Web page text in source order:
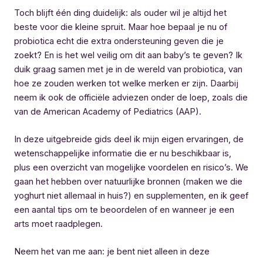
Toch blijft één ding duidelijk: als ouder wil je altijd het
beste voor die kleine spruit. Maar hoe bepaal je nu of
probiotica echt die extra ondersteuning geven die je
zoekt? En is het wel veilig om dit aan baby’s te geven? Ik
duik graag samen met je in de wereld van probiotica, van
hoe ze zouden werken tot welke merken er zijn. Daarbij
neem ik ook de officiële adviezen onder de loep, zoals die
van de American Academy of Pediatrics (AAP).
In deze uitgebreide gids deel ik mijn eigen ervaringen, de
wetenschappelijke informatie die er nu beschikbaar is,
plus een overzicht van mogelijke voordelen en risico’s. We
gaan het hebben over natuurlijke bronnen (maken we die
yoghurt niet allemaal in huis?) en supplementen, en ik geef
een aantal tips om te beoordelen of en wanneer je een
arts moet raadplegen.
Neem het van me aan: je bent niet alleen in deze